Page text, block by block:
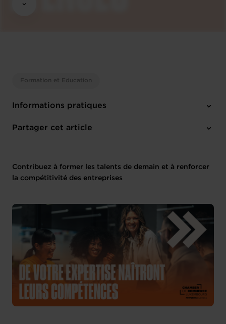
Formation et Education
Informations pratiques
Partager cet article
Contribuez à former les talents de demain et à renforcer
la compétitivité des entreprises